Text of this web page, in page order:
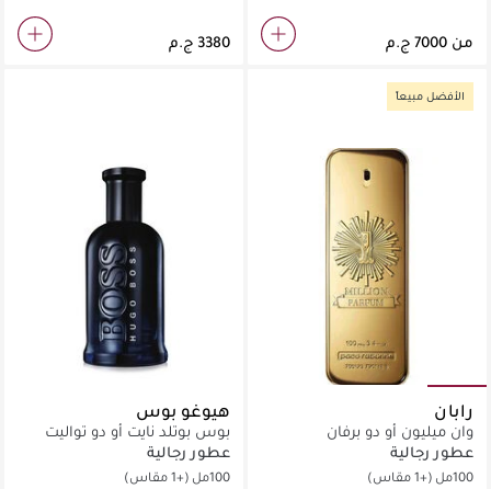
من
الأفضل مبيعاً
رابان
وان ميليون أو دو برفان
عطور رجالية
100مل (+1 مقاس)
هيوغو بوس
بوس بوتلد نايت أو دو تواليت
عطور رجالية
100مل (+1 مقاس)